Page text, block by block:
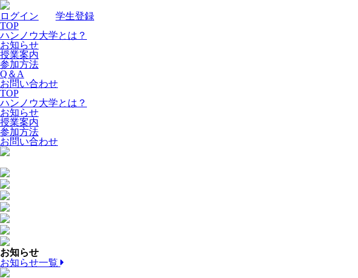
ログイン
学生登録
TOP
ハンノウ大学とは？
お知らせ
授業案内
参加方法
Q＆A
お問い合わせ
TOP
ハンノウ大学とは？
お知らせ
授業案内
参加方法
お問い合わせ
お知らせ
お知らせ一覧